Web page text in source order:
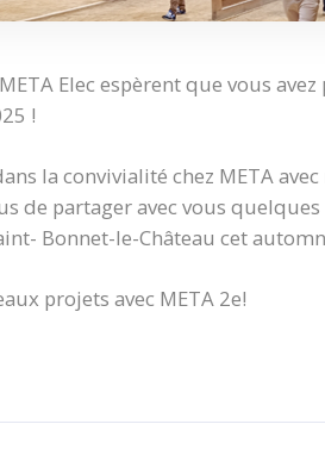
Elec espèrent que vous
!
la convivialité chez META
de partager avec vous
Bonnet-le-Château cet
projets avec META 2e!